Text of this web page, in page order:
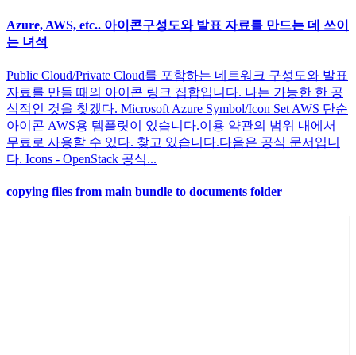
Azure, AWS, etc.. 아이콘구성도와 발표 자료를 만드는 데 쓰이
는 녀석
Public Cloud/Private Cloud를 포함하는 네트워크 구성도와 발표
자료를 만들 때의 아이콘 링크 집합입니다. 나는 가능한 한 공
식적인 것을 찾겠다. Microsoft Azure Symbol/Icon Set AWS 단순
아이콘 AWS용 템플릿이 있습니다.이용 약관의 범위 내에서
무료로 사용할 수 있다. 찾고 있습니다.다음은 공식 문서입니
다. Icons - OpenStack 공식...
copying files from main bundle to documents folder